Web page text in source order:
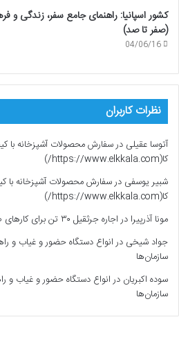
کشور اسپانیا: راهنمای جامع سفر، زندگی و
(صفر تا صد)
04/06/16
نظرات کاربران
آتوسا عقیلی درسفارش محصولات آشپزخانه با
کا(https://www.elkkala.com/)
شبیر یوسفی درسفارش محصولات آشپزخانه با
کا(https://www.elkkala.com/)
مونا آذرپیرا دراجاره جرثقیل ۳۰ تن برای کارهای صنعتی
جواد شیخی درانواع دستگاه حضور و غیاب و
سازمان‌ها
سوده اکبریان درانواع دستگاه حضور و غیاب و
سازمان‌ها